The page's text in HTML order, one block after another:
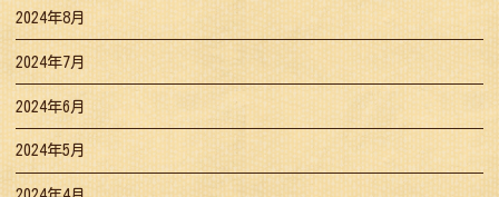
2024年8月
2024年7月
2024年6月
2024年5月